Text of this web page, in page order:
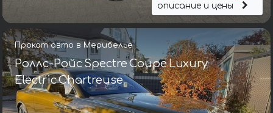
описание и цены
Прокат авто в Мерибелье
Роллс-Ройс Spectre Coupe Luxury
Electric Chartreuse